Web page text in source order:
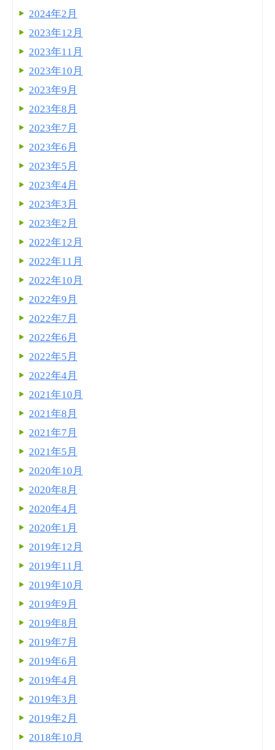
2024年2月
2023年12月
2023年11月
2023年10月
2023年9月
2023年8月
2023年7月
2023年6月
2023年5月
2023年4月
2023年3月
2023年2月
2022年12月
2022年11月
2022年10月
2022年9月
2022年7月
2022年6月
2022年5月
2022年4月
2021年10月
2021年8月
2021年7月
2021年5月
2020年10月
2020年8月
2020年4月
2020年1月
2019年12月
2019年11月
2019年10月
2019年9月
2019年8月
2019年7月
2019年6月
2019年4月
2019年3月
2019年2月
2018年10月